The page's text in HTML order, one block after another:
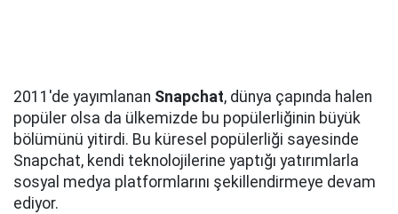
2011'de yayımlanan Snapchat, dünya çapında halen
popüler olsa da ülkemizde bu popülerliğinin büyük
bölümünü yitirdi. Bu küresel popülerliği sayesinde
Snapchat, kendi teknolojilerine yaptığı yatırımlarla
sosyal medya platformlarını şekillendirmeye devam
ediyor.